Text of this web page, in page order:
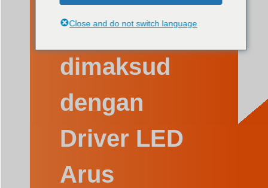
Portuguese
Apa yang
dimaksud
dengan
Driver LED
Arus
Close and do not switch language